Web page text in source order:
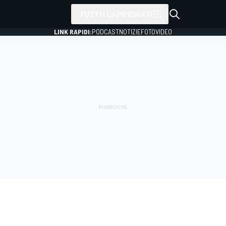
LINK RAPIDI:PODCASTNOTIZIEFOTOVIDEO